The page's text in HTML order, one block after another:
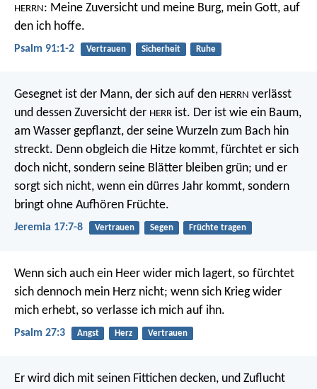
HERRN : Meine Zuversicht und meine Burg, mein Gott, auf
den ich hoffe.
Psalm 91:1-2 Vertrauen Sicherheit Ruhe
Gesegnet ist der Mann, der sich auf den HERRN verlässt
und dessen Zuversicht der HERR ist. Der ist wie ein Baum,
am Wasser gepflanzt, der seine Wurzeln zum Bach hin
streckt. Denn obgleich die Hitze kommt, fürchtet er sich
doch nicht, sondern seine Blätter bleiben grün; und er
sorgt sich nicht, wenn ein dürres Jahr kommt, sondern
bringt ohne Aufhören Früchte.
Jeremia 17:7-8 Vertrauen Segen Früchte tragen
Wenn sich auch ein Heer wider mich lagert, so fürchtet
sich dennoch mein Herz nicht; wenn sich Krieg wider
mich erhebt, so verlasse ich mich auf ihn.
Psalm 27:3 Angst Herz Vertrauen
Er wird dich mit seinen Fittichen decken, und Zuflucht